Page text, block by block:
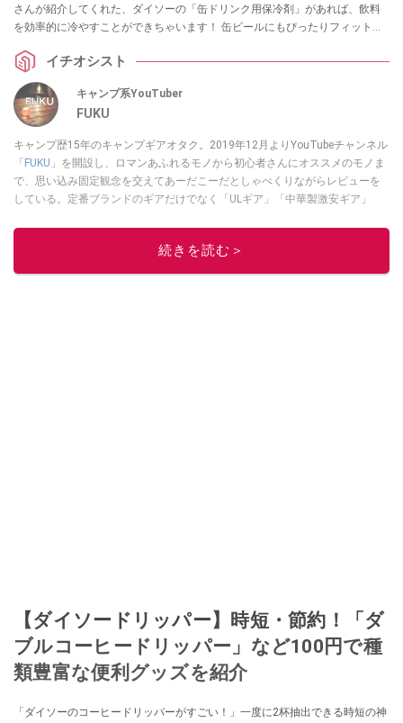
さんが紹介してくれた、ダイソーの「缶ドリンク用保冷剤」があれば、飲料
を効率的に冷やすことができちゃいます！ 缶ビールにもぴったりフィットす
イチオシスト
キャンプ系YouTuber
FUKU
キャンプ歴15年のキャンプギアオタク。2019年12月よりYouTubeチャンネル
「 FUKU 」を開設し、ロマンあふれるモノから初心者さんにオススメのモノま
で、思い込み固定観念を交えてあーだこーだとしゃべくりながらレビューを
している。定番ブランドのギアだけでなく「ULギア」「中華製激安ギア」
このイチオシストの他の記事を読む
続きを読む＞
【ダイソードリッパー】時短・節約！「ダ
ブルコーヒードリッパー」など100円で種
類豊富な便利グッズを紹介
「ダイソーのコーヒードリッパーがすごい！」一度に2杯抽出できる時短の神